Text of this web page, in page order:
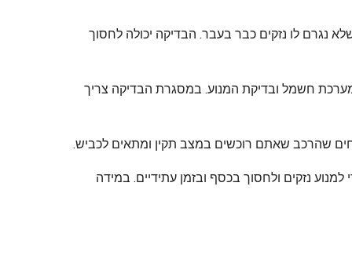
נגרם לו נזקים כבר בעבר. הבדיקה יכולה לחסוך
חשמל ובדיקת המנוע. במסגרת הבדיקה צריך
שהרכב שאתם רוכשים במצב תקין ומתאים לכביש.
נזקים ולחסוך בכסף ובזמן עתידיים. במידה